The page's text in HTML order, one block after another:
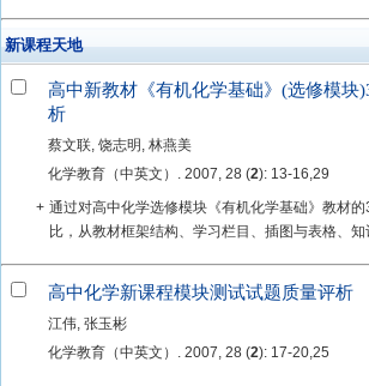
新课程天地
高中新教材《有机化学基础》(选修模块
析
蔡文联, 饶志明, 林燕美
化学教育（中英文）. 2007, 28 (2): 13-16,29
+ 通过对高中化学选修模块《有机化学基础》教材
比，从教材框架结构、学习栏目、插图与表格、
高中化学新课程模块测试试题质量评析
江伟, 张玉彬
化学教育（中英文）. 2007, 28 (2): 17-20,25